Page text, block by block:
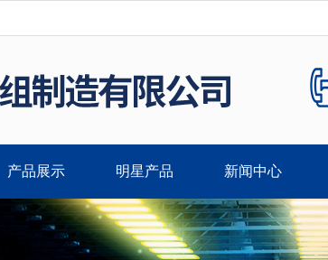
产品展示 明星产品 新闻中心